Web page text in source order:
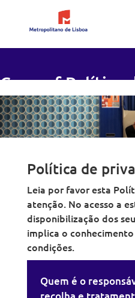
content
Copy of Política
Política de
Leia por favor esta
atenção. No acesso a
disponibilização dos
implica o
condições.
Quem é o